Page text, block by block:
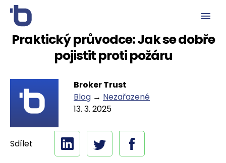
Praktický průvodce: Jak se dobře
pojistit proti požáru
Broker Trust
Blog → Nezařazené
13. 3. 2025
Sdílet